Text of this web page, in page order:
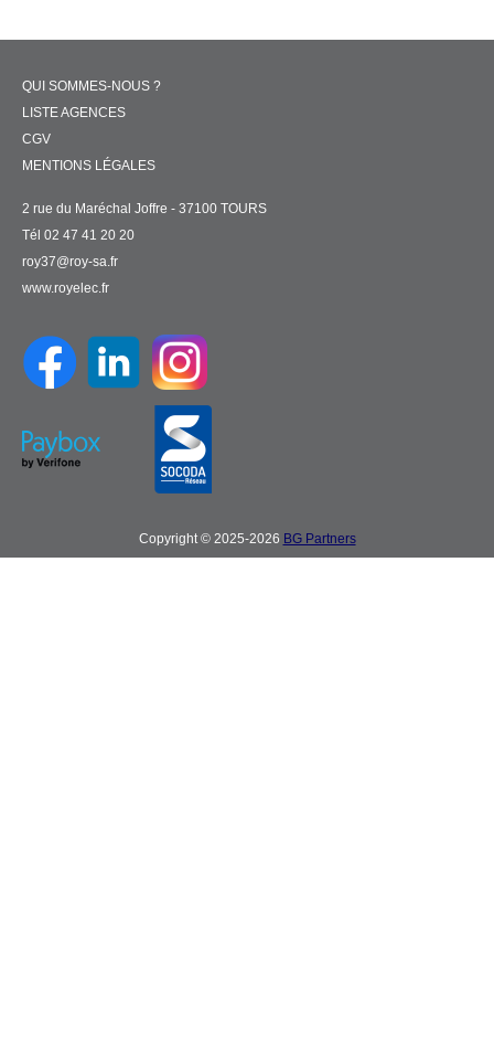
QUI SOMMES-NOUS ?
LISTE AGENCES
CGV
MENTIONS LÉGALES
2 rue du Maréchal Joffre - 37100 TOURS
Tél 02 47 41 20 20
roy37@roy-sa.fr
www.royelec.fr
Copyright © 2025-2026 BG Partners